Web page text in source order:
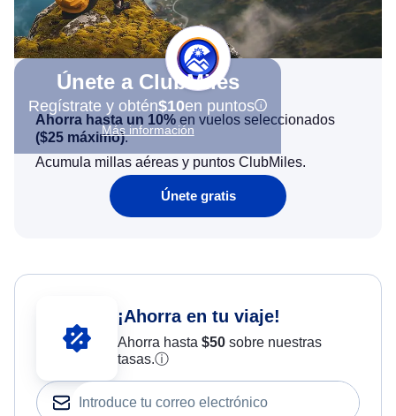
Únete a ClubMiles
Regístrate y obtén$10en puntos
Más información
Ahorra hasta un 10% en vuelos seleccionados
($25 máximo).
Acumula millas aéreas y puntos ClubMiles.
Únete gratis
¡Ahorra en tu viaje!
Ahorra hasta $50sobre nuestras
tasas.ⓘ